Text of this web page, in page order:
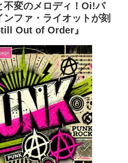
不変のメロディ！Oi!パ
ンファ・ライオットが刻
Out of Order』